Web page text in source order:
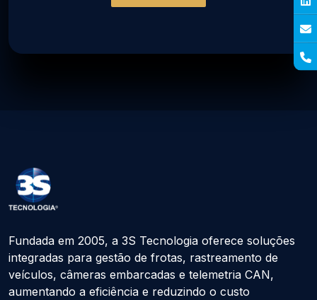
Fundada em 2005, a 3S Tecnologia oferece soluções
integradas para gestão de frotas, rastreamento de
veículos, câmeras embarcadas e telemetria CAN,
aumentando a eficiência e reduzindo o custo